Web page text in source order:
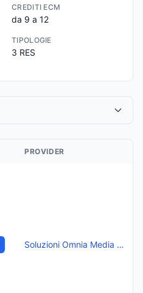
CREDITI ECM
da 9 a 12
TIPOLOGIE
3 RES
PROVIDER
Soluzioni Omnia Media Srl